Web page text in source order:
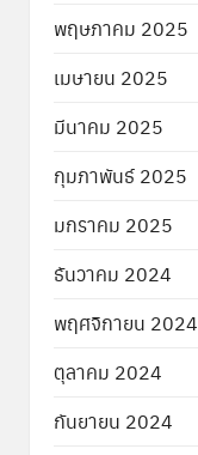
พฤษภาคม 2025
เมษายน 2025
มีนาคม 2025
กุมภาพันธ์ 2025
มกราคม 2025
ธันวาคม 2024
พฤศจิกายน 2024
ตุลาคม 2024
กันยายน 2024